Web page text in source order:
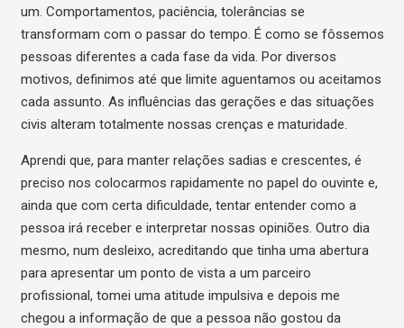
um. Comportamentos, paciência, tolerâncias se
transformam com o passar do tempo. É como se fôssemos
pessoas diferentes a cada fase da vida. Por diversos
motivos, definimos até que limite aguentamos ou aceitamos
cada assunto. As influências das gerações e das situações
civis alteram totalmente nossas crenças e maturidade.
Aprendi que, para manter relações sadias e crescentes, é
preciso nos colocarmos rapidamente no papel do ouvinte e,
ainda que com certa dificuldade, tentar entender como a
pessoa irá receber e interpretar nossas opiniões. Outro dia
mesmo, num desleixo, acreditando que tinha uma abertura
para apresentar um ponto de vista a um parceiro
profissional, tomei uma atitude impulsiva e depois me
chegou a informação de que a pessoa não gostou da